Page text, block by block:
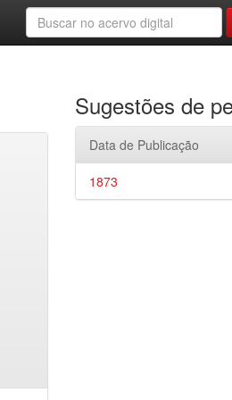
Sugestões de
Data de Publicação
1873